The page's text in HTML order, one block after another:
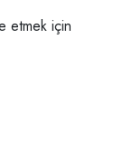
etmek için